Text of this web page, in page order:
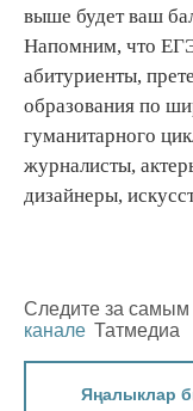
выше будет ваш
Напомним, что
абитуриенты,
образования по
гуманитарного
журналисты,
дизайнеры,
Следите за
канале Татмедиа
Яңалыклар